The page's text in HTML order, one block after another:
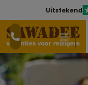
Uitstekend